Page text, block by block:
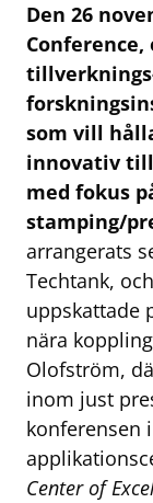
Den 26
Conference,
som vill
innovativ
med fokus
stamping/
arrangerats
Techtank,
uppskattade
nära
Olofström,
inom just
konferensen
Center of